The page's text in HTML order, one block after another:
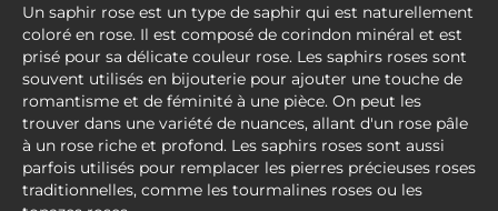
Un saphir rose est un type de saphir qui est naturellement
coloré en rose. Il est composé de corindon minéral et est
prisé pour sa délicate couleur rose. Les saphirs roses sont
souvent utilisés en bijouterie pour ajouter une touche de
romantisme et de féminité à une pièce. On peut les
trouver dans une variété de nuances, allant d'un rose pâle
à un rose riche et profond. Les saphirs roses sont aussi
parfois utilisés pour remplacer les pierres précieuses roses
traditionnelles, comme les tourmalines roses ou les